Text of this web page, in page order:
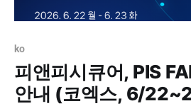
ko
피앤피시큐어, PIS
안내 (코엑스, 6/